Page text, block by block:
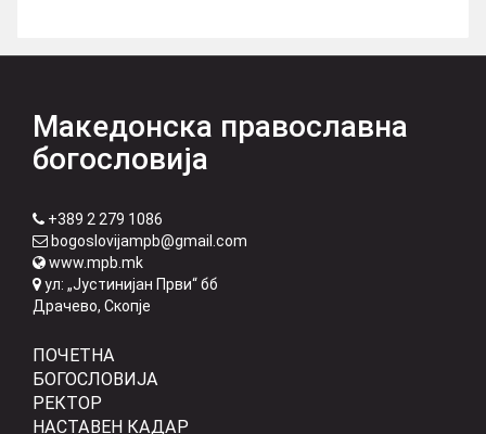
Македонска православна
богословија
+389 2 279 1086
bogoslovijampb@gmail.com
www.mpb.mk
ул: „Јустинијан Први“ бб
Драчево, Скопје
ПОЧЕТНА
БОГОСЛОВИЈА
РЕКТОР
НАСТАВЕН КАДАР